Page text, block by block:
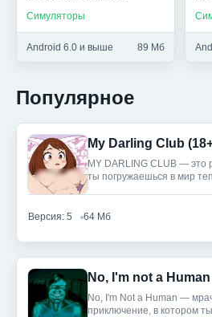
Симуляторы
Android 6.0 и выше 89 Мб
Популярное
My Darling Club
MY DARLING CLUB — это
ты погружаешься в мир
Версия: 5 64 Мб
No, I'm not a
No, I'm Not a Human —
приключение, в котором